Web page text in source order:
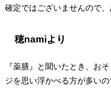
確定ではございませんので
穂namiより
『薬膳』と聞いたとき、お
ジを思い浮かべる方が多い